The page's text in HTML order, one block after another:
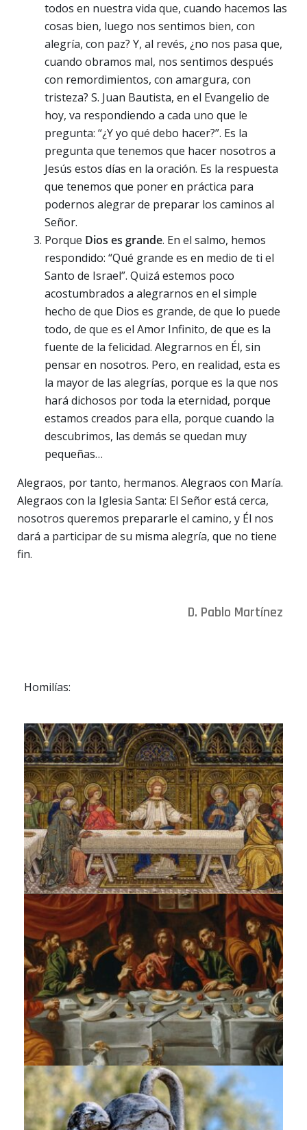
todos en nuestra vida que, cuando hacemos las
cosas bien, luego nos sentimos bien, con
alegría, con paz? Y, al revés, ¿no nos pasa que,
cuando obramos mal, nos sentimos después
con remordimientos, con amargura, con
tristeza? S. Juan Bautista, en el Evangelio de
hoy, va respondiendo a cada uno que le
pregunta: “¿Y yo qué debo hacer?”. Es la
pregunta que tenemos que hacer nosotros a
Jesús estos días en la oración. Es la respuesta
que tenemos que poner en práctica para
podernos alegrar de preparar los caminos al
Señor.
Porque Dios es grande. En el salmo, hemos
respondido: “Qué grande es en medio de ti el
Santo de Israel”. Quizá estemos poco
acostumbrados a alegrarnos en el simple
hecho de que Dios es grande, de que lo puede
todo, de que es el Amor Infinito, de que es la
fuente de la felicidad. Alegrarnos en Él, sin
pensar en nosotros. Pero, en realidad, esta es
la mayor de las alegrías, porque es la que nos
hará dichosos por toda la eternidad, porque
estamos creados para ella, porque cuando la
descubrimos, las demás se quedan muy
pequeñas…
Alegraos, por tanto, hermanos. Alegraos con María.
Alegraos con la Iglesia Santa: El Señor está cerca,
nosotros queremos prepararle el camino, y Él nos
dará a participar de su misma alegría, que no tiene
fin.
D. Pablo Martínez
Homilías: